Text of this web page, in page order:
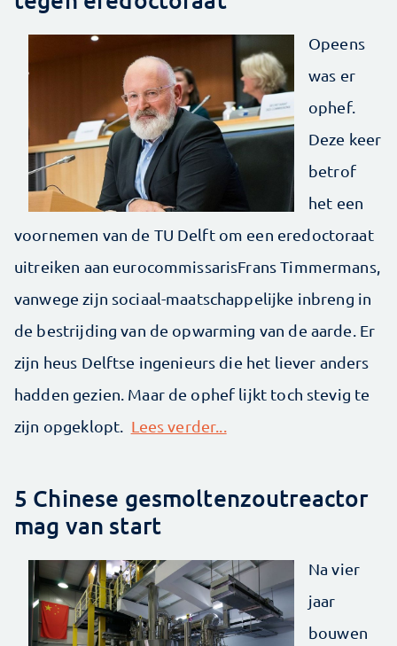
Opeens
was er
ophef.
Deze keer
betrof
het een
voornemen van de TU Delft om een eredoctoraat
uitreiken aan eurocommissarisFrans Timmermans,
vanwege zijn sociaal-maatschappelijke inbreng in
de bestrijding van de opwarming van de aarde. Er
zijn heus Delftse ingenieurs die het liever anders
hadden gezien. Maar de ophef lijkt toch stevig te
zijn opgeklopt. Lees verder...
5 Chinese gesmoltenzoutreactor
mag van start
Na vier
jaar
bouwen